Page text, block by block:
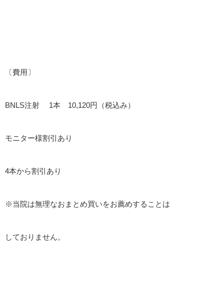
〔費用〕
BNLS注射 1本 10,120円（税込み）
モニター様割引あり
4本から割引あり
※当院は無理なおまとめ買いをお薦めすることは
しておりません。